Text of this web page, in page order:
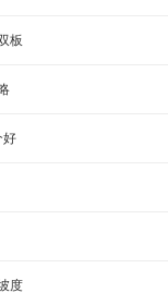
板
好
度